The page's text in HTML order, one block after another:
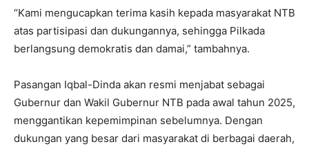
“Kami mengucapkan terima kasih kepada masyarakat NTB
atas partisipasi dan dukungannya, sehingga Pilkada
berlangsung demokratis dan damai,” tambahnya.
Pasangan Iqbal-Dinda akan resmi menjabat sebagai
Gubernur dan Wakil Gubernur NTB pada awal tahun 2025,
menggantikan kepemimpinan sebelumnya. Dengan
dukungan yang besar dari masyarakat di berbagai daerah,